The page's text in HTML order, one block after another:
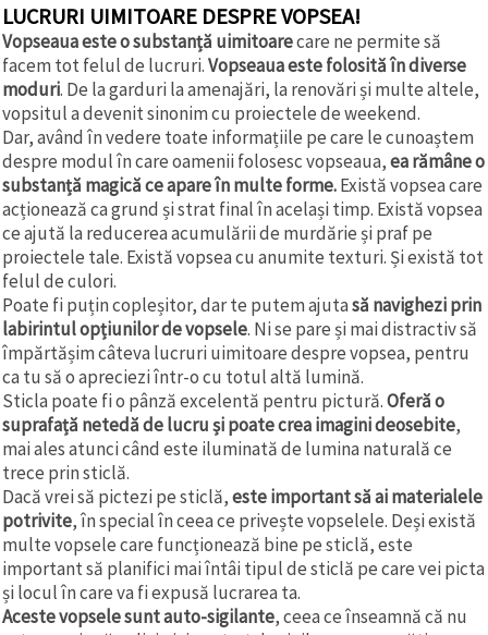
LUCRURI UIMITOARE DESPRE VOPSEA!
Vopseaua este o substanță uimitoarecare ne permite să
facem tot felul de lucruri.Vopseaua este folosită în diverse
moduri. De la garduri la amenajări, la renovări și multe altele,
vopsitul a devenit sinonim cu proiectele de weekend.
Dar, având în vedere toate informațiile pe care le cunoaștem
despre modul în care oamenii folosesc vopseaua,ea rămâne o
substanță magică ce apare în multe forme.Există vopsea care
acționează ca grund și strat final în același timp. Există vopsea
ce ajută la reducerea acumulării de murdărie și praf pe
proiectele tale. Există vopsea cu anumite texturi. Și există tot
felul de culori.
Poate fi puțin copleșitor, dar te putem ajutasă navighezi prin
labirintul opțiunilor de vopsele. Ni se pare și mai distractiv să
împărtășim câteva lucruri uimitoare despre vopsea, pentru
ca tu să o apreciezi într-o cu totul altă lumină.
Sticla poate fi o pânză excelentă pentru pictură.Oferă o
suprafață netedă de lucru și poate crea imagini deosebite,
mai ales atunci când este iluminată de lumina naturală ce
trece prin sticlă.
Dacă vrei să pictezi pe sticlă,este important să ai materialele
potrivite, în special în ceea ce privește vopselele. Deși există
multe vopsele care funcționează bine pe sticlă, este
important să planifici mai întâi tipul de sticlă pe care vei picta
și locul în care va fi expusă lucrarea ta.
Aceste vopsele sunt auto-sigilante, ceea ce înseamnă că nu